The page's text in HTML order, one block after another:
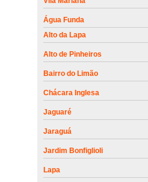
Água Funda
Alto da Lapa
Alto de Pinheiros
Bairro do Limão
Chácara Inglesa
Jaguaré
Jaraguá
Jardim Bonfiglioli
Lapa